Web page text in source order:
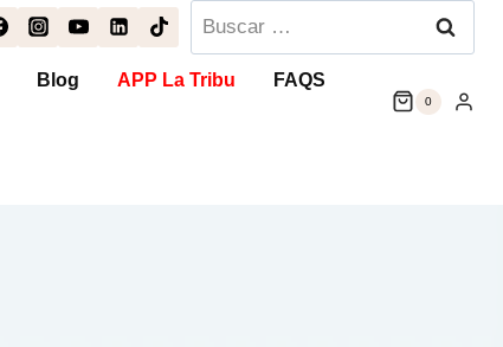
Buscar:
Blog APP La Tribu FAQS
0